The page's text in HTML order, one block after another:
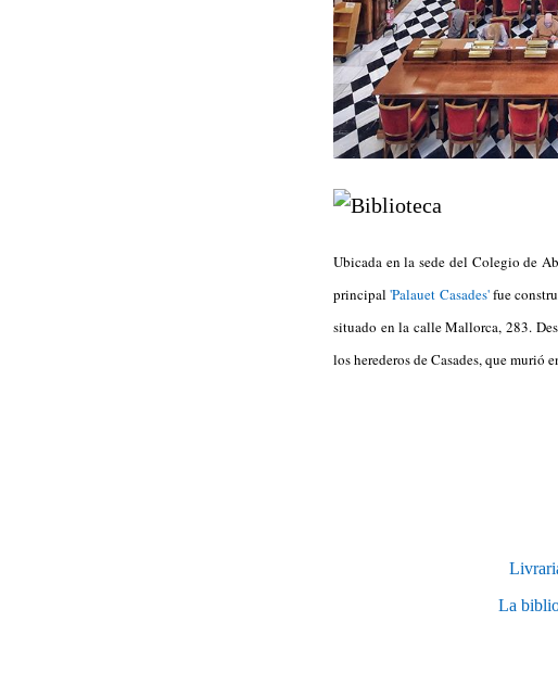
Ubicada en la sede del Colegio de
principal'Palauet Casades'fue
situado en la calle Mallorca, 283.
los herederos de Casades, que
La